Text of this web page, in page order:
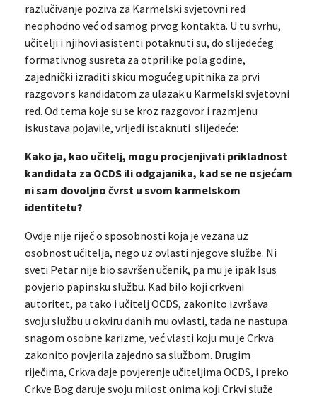
razlučivanje poziva za Karmelski svjetovni red
neophodno već od samog prvog kontakta. U tu svrhu,
učitelji i njihovi asistenti potaknuti su, do slijedećeg
formativnog susreta za otprilike pola godine,
zajednički izraditi skicu mogućeg upitnika za prvi
razgovor s kandidatom za ulazak u Karmelski svjetovni
red. Od tema koje su se kroz razgovor i razmjenu
iskustava pojavile, vrijedi istaknuti slijedeće:
Kako ja, kao učitelj, mogu procjenjivati prikladnost
kandidata za OCDS ili odgajanika, kad se ne osjećam
ni sam dovoljno čvrst u svom karmelskom
identitetu?
Ovdje nije riječ o sposobnosti koja je vezana uz
osobnost učitelja, nego uz ovlasti njegove službe. Ni
sveti Petar nije bio savršen učenik, pa mu je ipak Isus
povjerio papinsku službu. Kad bilo koji crkveni
autoritet, pa tako i učitelj OCDS, zakonito izvršava
svoju službu u okviru danih mu ovlasti, tada ne nastupa
snagom osobne karizme, već vlasti koju mu je Crkva
zakonito povjerila zajedno sa službom. Drugim
riječima, Crkva daje povjerenje učiteljima OCDS, i preko
Crkve Bog daruje svoju milost onima koji Crkvi služe